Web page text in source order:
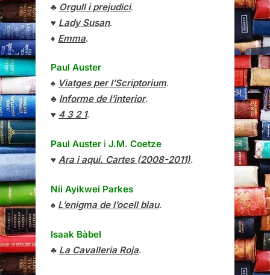
♣ Orgull i prejudici.
♥ Lady Susan.
♦ Emma.
Paul Auster
♠ Viatges per l’Scriptorium.
♣ Informe de l’interior.
♥ 4 3 2 1.
Paul Auster i J.M. Coetze
♥ Ara i aquí. Cartes (2008-2011).
Nii Ayikwei Parkes
♠ L’enigma de l’ocell blau.
Isaak Bàbel
♣ La Cavalleria Roja.